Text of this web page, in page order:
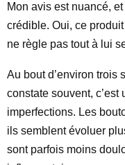
Mon avis est nuancé,
crédible. Oui, ce
ne règle pas tout à lui
Au bout d’environ trois
constate souvent,
imperfections. Les
ils semblent évoluer
sont parfois moins